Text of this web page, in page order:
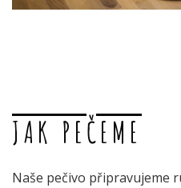
JAK PEČEME
Naše pečivo připravujeme